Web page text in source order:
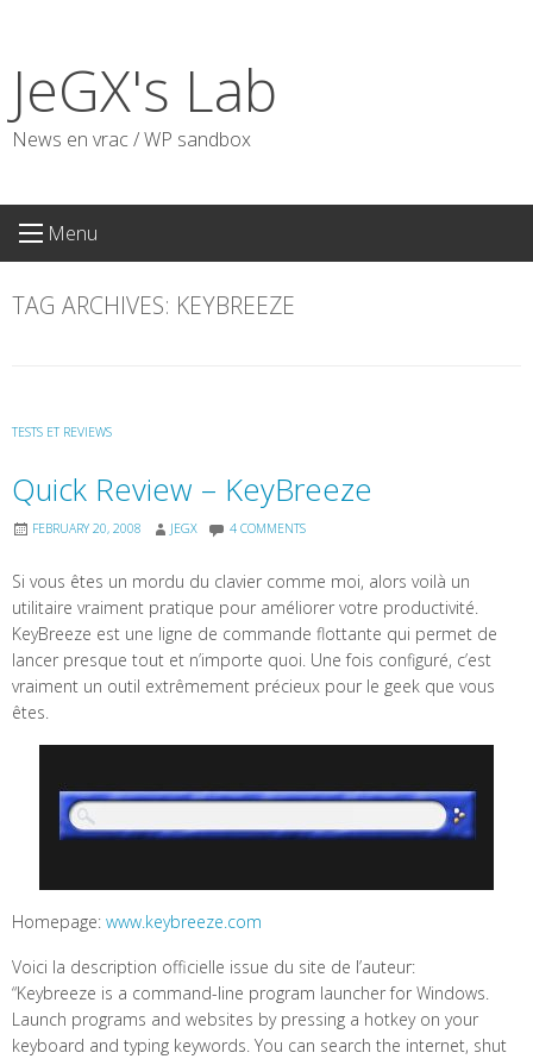
content
JeGX's Lab
News en vrac / WP sandbox
Menu
TAG ARCHIVES: KEYBREEZE
TESTS ET REVIEWS
Quick Review – KeyBreeze
FEBRUARY 20, 2008 JEGX 4 COMMENTS
Si vous êtes un mordu du clavier comme moi, alors voilà un
utilitaire vraiment pratique pour améliorer votre productivité.
KeyBreeze est une ligne de commande flottante qui permet de
lancer presque tout et n’importe quoi. Une fois configuré, c’est
vraiment un outil extrêmement précieux pour le geek que vous
êtes.
Homepage: www.keybreeze.com
Voici la description officielle issue du site de l’auteur:
“Keybreeze is a command-line program launcher for Windows.
Launch programs and websites by pressing a hotkey on your
keyboard and typing keywords. You can search the internet, shut